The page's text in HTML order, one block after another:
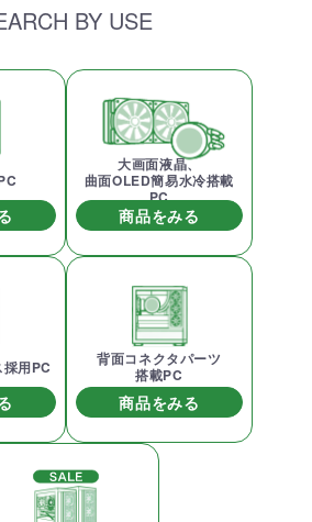
BY USE
大画面液晶、
曲面OLED簡易水冷搭載
PC
商品をみる
用PC
背面コネクタパーツ
搭載PC
商品をみる